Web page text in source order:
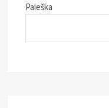
Paieška